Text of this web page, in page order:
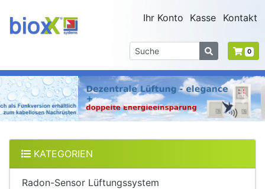
Ihr Konto Kasse Kontakt
0
Previous Next
KATEGORIEN
Radon-Sensor Lüftungssystem